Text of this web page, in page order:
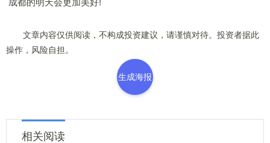
成都的明天会更加美好!
文章内容仅供阅读，不构成投资建议，请谨慎对待。投资者据此
操作，风险自担。
生成海报
相关阅读